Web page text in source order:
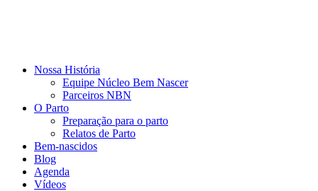
Nossa História
Equipe Núcleo Bem Nascer
Parceiros NBN
O Parto
Preparação para o parto
Relatos de Parto
Bem-nascidos
Blog
Agenda
Vídeos